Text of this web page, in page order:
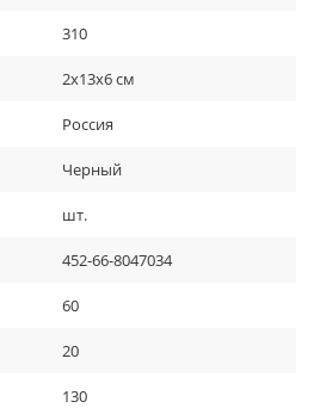
310
2х13х6 см
Россия
Черный
шт.
452-66-8047034
60
20
130